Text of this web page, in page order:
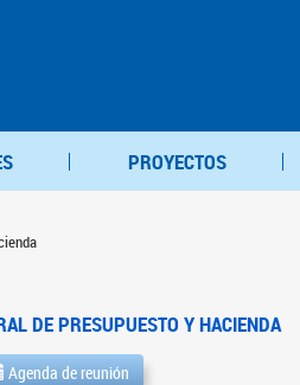
PROYECTOS
DE PRESUPUESTO Y HACIENDA
Agenda de reunión